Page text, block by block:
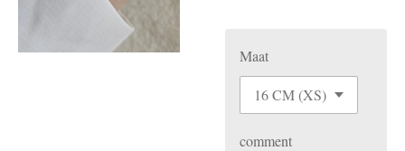
Maat
comment